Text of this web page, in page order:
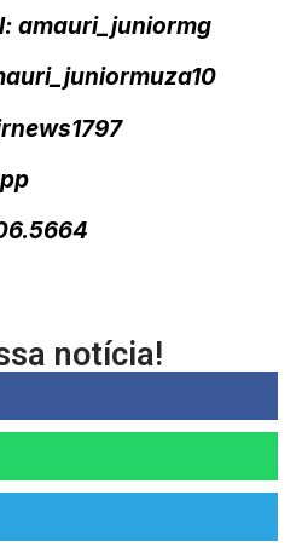
amauri_juniormg
notícia!